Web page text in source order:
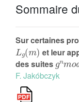
Sommaire
Sur certaines
Lg( m)
et leur
des suites
gn m
F. Jakóbczyk